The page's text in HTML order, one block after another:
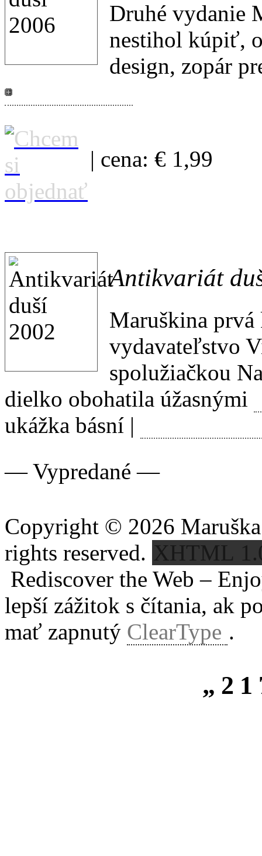
Druhé vydanie
nestihol kúpiť,
design, zopár
| cena: € 1,99
Antikvariát
Maruškina
vydavateľstvo
spolužiačkou
dielko obohatila úžasnými
ukážka básní |
— Vypredané —
Copyright © 2026
rights reserved. XHTML
Rediscover the Web –
lepší zážitok s čítania, ak
mať zapnutý ClearType .